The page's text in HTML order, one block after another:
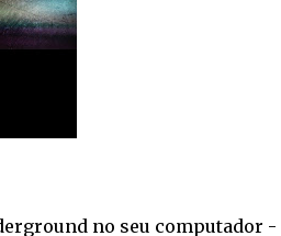
no seu computador -